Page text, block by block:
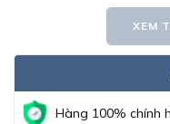
XEM
Hàng 100% chính